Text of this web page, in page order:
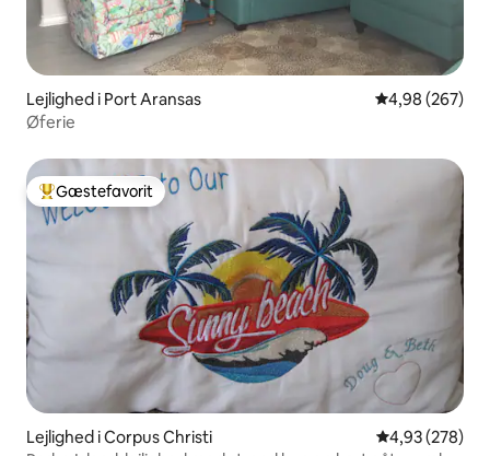
Lejlighed i Port Aransas 4,98 ud af 5 i
4,98 (267)
Øferie
Bedste gæstefavorit
Gæstefavorit
Lejlighed i Corpus Christi 4,93 ud af 5 i
4,93 (278)